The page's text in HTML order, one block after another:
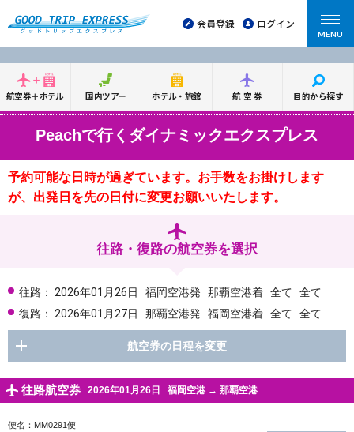
会員登録 ログイン
MENU
航空券＋ホテル 国内ツアー ホテル・旅館 航空券 目的から探す
Peachで行くダイナミックエクスプレス
予約可能な日時が過ぎています。お手数をお掛けします
が、出発日を先の日付に変更お願いいたします。
往路・復路の航空券を選択
往路： 2026年01月26日 福岡空港発 那覇空港着 全て
全て
復路： 2026年01月27日 那覇空港発 福岡空港着 全て 全て
航空券の日程を変更
往路航空券 2026年01月26日 福岡空港 → 那覇空港
便名：MM0291便